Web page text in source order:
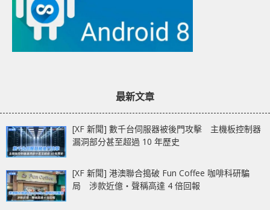
最新文章
[XF 新聞] 數千台伺服器被後門攻擊 主機板控制器
漏洞部分甚至超過 10 年歷史
[XF 新聞] 港澳聯合搗破 Fun Coffee 咖啡科研騙
局 涉款近億‧聲稱高達 4 倍回報